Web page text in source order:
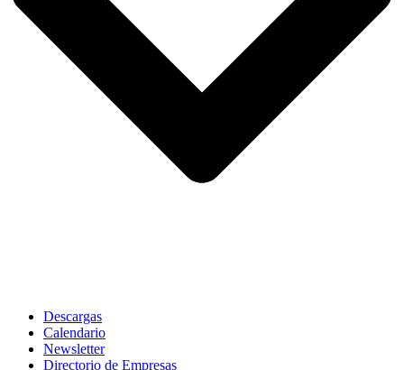
Descargas
Calendario
Newsletter
Directorio de Empresas